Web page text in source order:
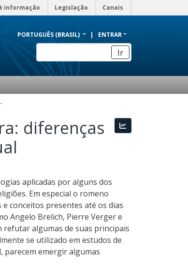
informação Legislação Canais
PORTUGUÊS (BRASIL) ENTRAR
Ir
e seus impactos na historiografia atual
diferenças
aplicadas por alguns dos
Em especial o romeno
conceitos presentes até os dias
Angelo Brelich, Pierre Verger e
algumas de suas principais
se utilizado em estudos de
parecem emergir algumas